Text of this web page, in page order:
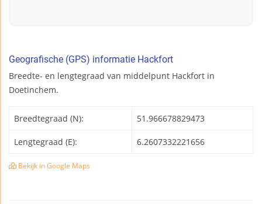
Geografische (GPS) informatie Hackfort
Breedte- en lengtegraad van middelpunt Hackfort in
Doetinchem.
Breedtegraad (N): 51.966678829473
Lengtegraad (E): 6.2607332221656
Bekijk in Google Maps